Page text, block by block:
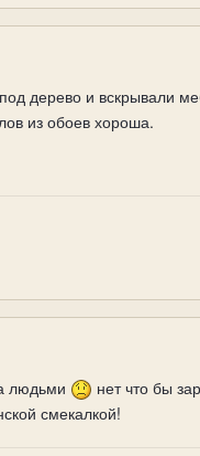
дерево и вскрывали
из обоев хороша.
людьми
нет что бы
смекалкой!